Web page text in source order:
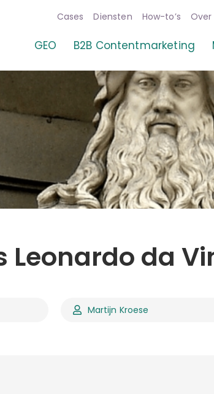
Cases Diensten How-to’s Over
GEO B2B Contentmarketing
Leonardo da
Martijn Kroese